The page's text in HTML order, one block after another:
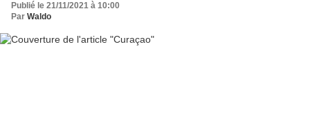
Publié le 21/11/2021 à 10:00
Par Waldo